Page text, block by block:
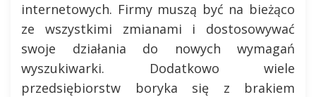
internetowych. Firmy muszą być na bieżąco
ze wszystkimi zmianami i dostosowywać
swoje działania do nowych wymagań
wyszukiwarki. Dodatkowo wiele
przedsiębiorstw boryka się z brakiem